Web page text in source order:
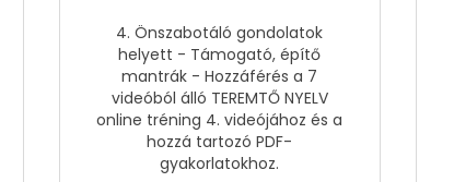
4. Önszabotáló gondolatok
helyett - Támogató, építő
mantrák - Hozzáférés a 7
videóból álló TEREMTŐ NYELV
online tréning 4. videójához és a
hozzá tartozó PDF-
gyakorlatokhoz.